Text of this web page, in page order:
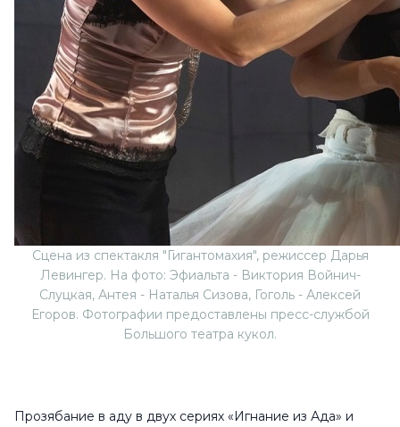
Сцена из спектакля "Гигантомахия", режиссер Дарья
Левингер. На фото: Эфиальта - Виктория Войнич-
Слуцкая, Антея - Наталья Сизова, Гоголь - Алексей
Егоров. Фотографии предоставлены пресс-службой
Большого театра кукол.
Прозябание в аду в двух сериях «Игнание из Ада» и